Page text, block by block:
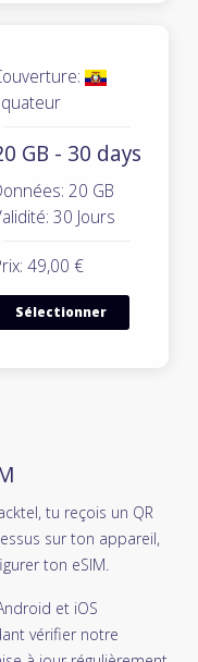
GB - 30 days
20 GB
30 Jours
49,00 €
Sélectionner
tu reçois un QR
sur ton appareil,
ton eSIM.
et iOS
vérifier notre